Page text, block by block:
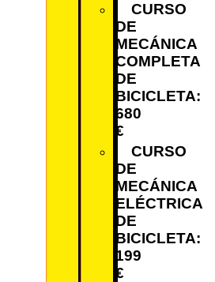
CURSO
DE
MECÁNICA
COMPLETA
DE
BICICLETA:
680
€
CURSO
DE
MECÁNICA
ELÉCTRICA
DE
BICICLETA:
199
€